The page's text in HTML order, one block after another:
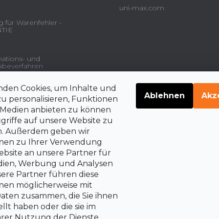
Cookies, um Inhalte und
personalisieren, Funktionen
anbieten zu können
auf unsere Website zu
Außerdem geben wir
zu Ihrer Verwendung
an unsere Partner für
Werbung und Analysen
Partner führen diese
möglicherweise mit
zusammen, die Sie ihnen
haben oder die sie im
Ablehnen
für Warenfehler -
und
und
über die
auf Vertragsrücktritt
uni-max.com